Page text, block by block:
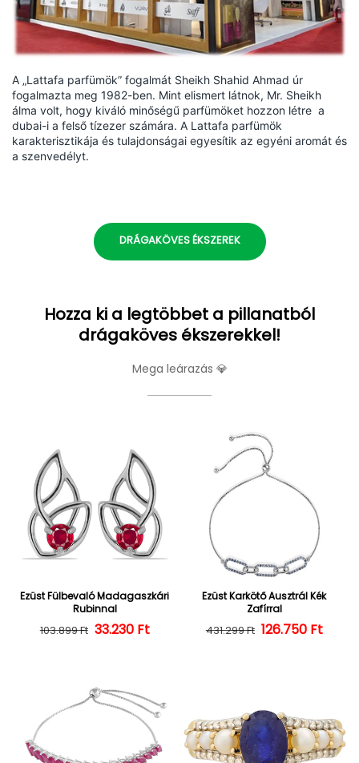
A „Lattafa parfümök” fogalmát Sheikh Shahid Ahmad úr
fogalmazta meg 1982-ben. Mint elismert látnok, Mr. Sheikh
álma volt, hogy kiváló minőségű parfümöket hozzon létre a
dubai-i a felső tízezer számára. A Lattafa parfümök
karakterisztikája és tulajdonságai egyesítik az egyéni aromát és
a szenvedélyt.
DRÁGAKÖVES ÉKSZEREK
Hozza ki a legtöbbet a pillanatból
drágaköves ékszerekkel!
Mega leárazás 💎
Ezüst Fülbevaló Madagaszkári
Rubinnal
Normál ár
103.899 Ft Kedvezményes ár
33.230 Ft
Ezüst Karkötő Ausztrál Kék
Zafírral
Normál ár
431.299 Ft 126.750 Ft